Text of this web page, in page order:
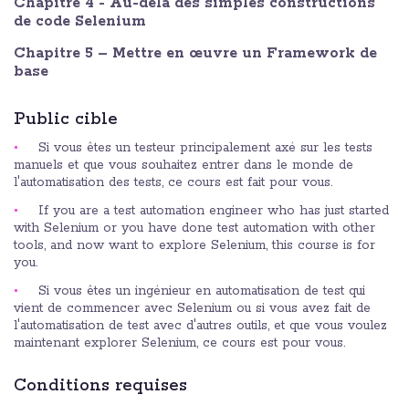
de code Selenium
Chapitre 5 – Mettre en œuvre un Framework de
base
Public cible
Si vous êtes un testeur principalement axé sur les tests
manuels et que vous souhaitez entrer dans le monde de
l'automatisation des tests, ce cours est fait pour vous.
If you are a test automation engineer who has just started
with Selenium or you have done test automation with other
tools, and now want to explore Selenium, this course is for
you.
Si vous êtes un ingénieur en automatisation de test qui
vient de commencer avec Selenium ou si vous avez fait de
l'automatisation de test avec d'autres outils, et que vous voulez
maintenant explorer Selenium, ce cours est pour vous.
Conditions requises